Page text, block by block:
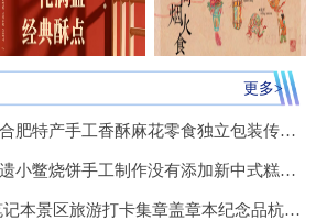
更多>
公和堂狮子头安徽合肥特产手工香酥麻花零食独立包装传统老式糕点
合肥特产老字号非遗小鳖烧饼手工制作没有添加新中式糕点伴手礼
3D立体镂空纸雕笔记本景区旅游打卡集章盖章本纪念品杭州合肥昆明武汉城市文创本可定制集章册景点北京logo